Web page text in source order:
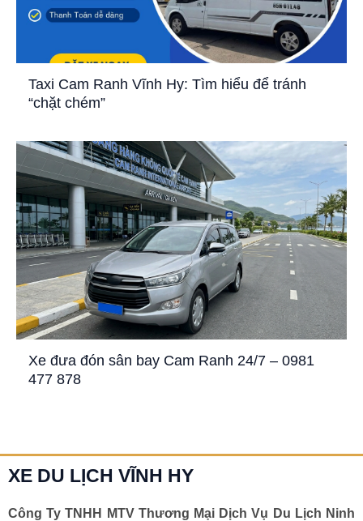
Taxi Cam Ranh Vĩnh Hy: Tìm hiểu để tránh
“chặt chém”
Xe đưa đón sân bay Cam Ranh 24/7 – 0981
477 878
XE DU LỊCH VĨNH HY
Công Ty TNHH MTV Thương Mại Dịch Vụ Du Lịch Ninh